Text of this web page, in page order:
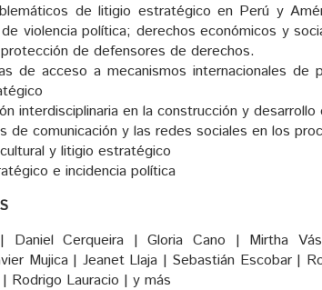
de litigio estratégico en Perú y
violencia política; derechos económicos y
de defensores de derechos.
de acceso a mecanismos internacionales
interdisciplinaria en la construcción y
de comunicación y las redes sociales en los
y litigio estratégico
e incidencia política
Daniel Cerqueira | Gloria Cano | Mirtha
Mujica | Jeanet Llaja | Sebastián Escobar |
Rodrigo Lauracio | y más